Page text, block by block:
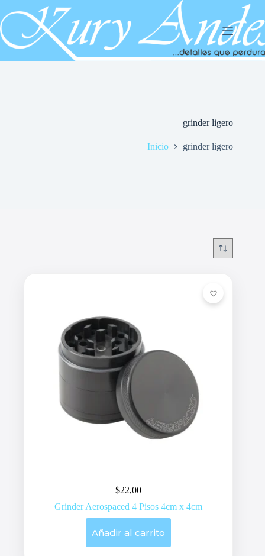
al
contenido
grinder ligero
Inicio grinder ligero
$22,00
Grinder Aerospaced 4 Pisos 4cm x 4cm
Añadir al carrito